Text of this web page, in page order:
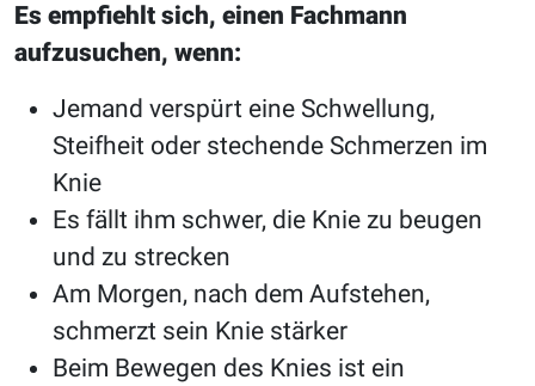
Es empfiehlt sich, einen Fachmann
aufzusuchen, wenn:
Jemand verspürt eine Schwellung,
Steifheit oder stechende Schmerzen im
Knie
Es fällt ihm schwer, die Knie zu beugen
und zu strecken
Am Morgen, nach dem Aufstehen,
schmerzt sein Knie stärker
Beim Bewegen des Knies ist ein